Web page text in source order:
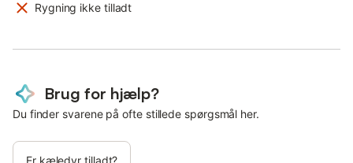
Rygning ikke tilladt
Brug for hjælp?
Du finder svarene på ofte stillede spørgsmål her.
Er kæledyr tilladt?